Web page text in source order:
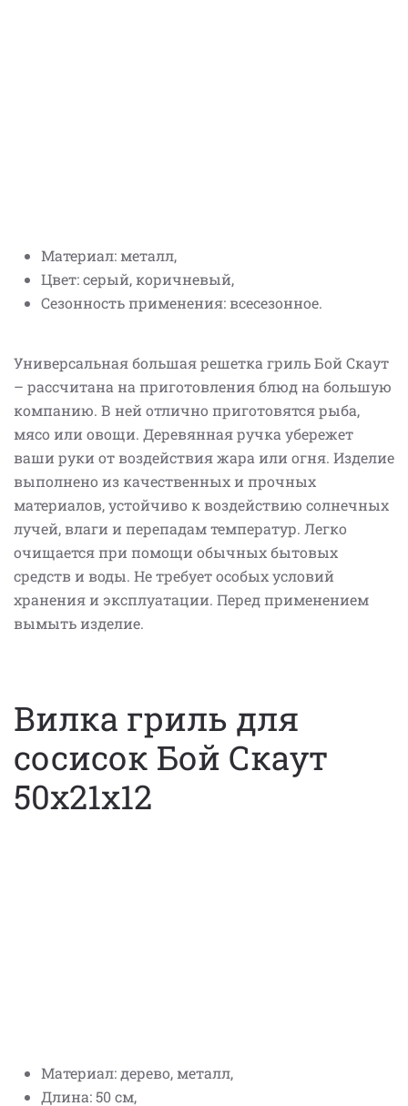
Материал: металл,
Цвет: серый, коричневый,
Сезонность применения: всесезонное.
Универсальная большая решетка гриль Бой Скаут
– рассчитана на приготовления блюд на большую
компанию. В ней отлично приготовятся рыба,
мясо или овощи. Деревянная ручка убережет
ваши руки от воздействия жара или огня. Изделие
выполнено из качественных и прочных
материалов, устойчиво к воздействию солнечных
лучей, влаги и перепадам температур. Легко
очищается при помощи обычных бытовых
средств и воды. Не требует особых условий
хранения и эксплуатации. Перед применением
вымыть изделие.
Вилка гриль для
сосисок Бой Скаут
50х21х12
Материал: дерево, металл,
Длина: 50 см,